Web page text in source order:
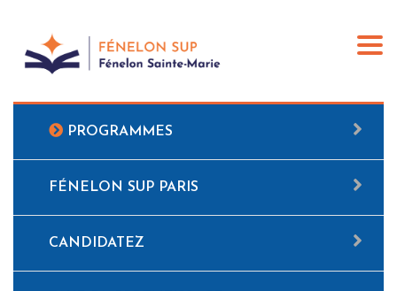
PROGRAMMES
FÉNELON SUP PARIS
CANDIDATEZ